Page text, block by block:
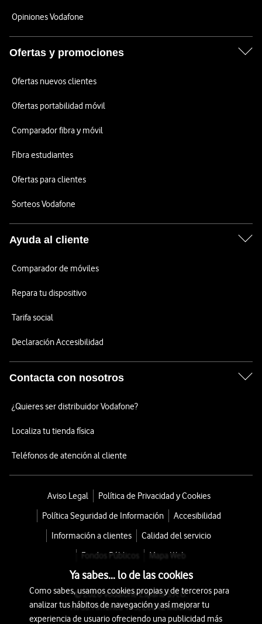
Opiniones Vodafone
Ofertas y promociones
Ofertas nuevos clientes
Ofertas portabilidad móvil
Comparador fibra y móvil
Fibra estudiantes
Ofertas para clientes
Sorteos Vodafone
Ayuda al cliente
Comparador de móviles
Repara tu dispositivo
Tarifa social
Declaración Accesibilidad
Contacta con nosotros
¿Quieres ser distribuidor Vodafone?
Localiza tu tienda física
Teléfonos de atención al cliente
Aviso Legal
Política de Privacidad y Cookies
Política Seguridad de Información
Accesibilidad
Información a clientes
Calidad del servicio
Fondos Públicos
Mapa Web
© 2026 Vodafone España S.A.U.
Avda. América 115, 28042 Madrid
Ya sabes... lo de las cookies
Como sabes, usamos cookies propias y de terceros para
analizar tus hábitos de navegación y así mejorar tu
experiencia de usuario ofreciendo una publicidad más